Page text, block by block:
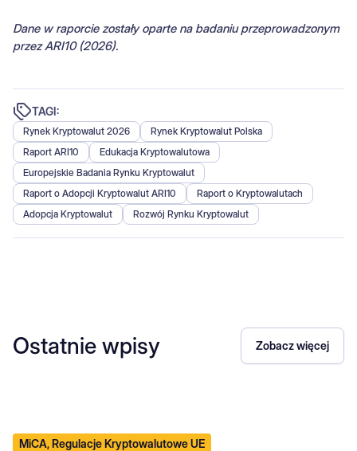
Dane w raporcie zostały oparte na badaniu przeprowadzonym
przez ARI10 (2026).
TAGI:
Rynek Kryptowalut 2026
Rynek Kryptowalut Polska
Raport ARI10
Edukacja Kryptowalutowa
Europejskie Badania Rynku Kryptowalut
Raport o Adopcji Kryptowalut ARI10
Raport o Kryptowalutach
Adopcja Kryptowalut
Rozwój Rynku Kryptowalut
Ostatnie wpisy Zobacz więcej
MiCA, Regulacje Kryptowalutowe UE